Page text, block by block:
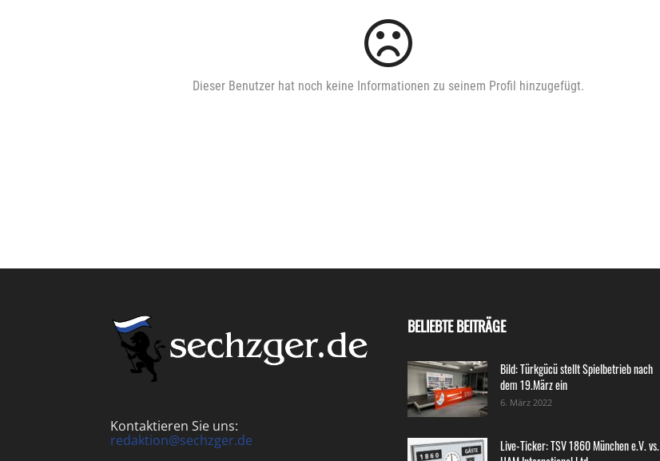
Dieser Benutzer hat noch keine Informationen zu seinem Profil hinzugefügt.
Kontaktieren Sie uns:
redaktion@sechzger.de
BELIEBTE BEITRÄGE
Bild: Türkgücü stellt Spielbetrieb nach
dem 19.März ein
6. März 2022
Live-Ticker: TSV 1860 München e.V. vs.